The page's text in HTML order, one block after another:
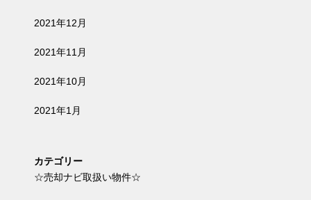
2021年12月
2021年11月
2021年10月
2021年1月
カテゴリー
☆売却ナビ取扱い物件☆